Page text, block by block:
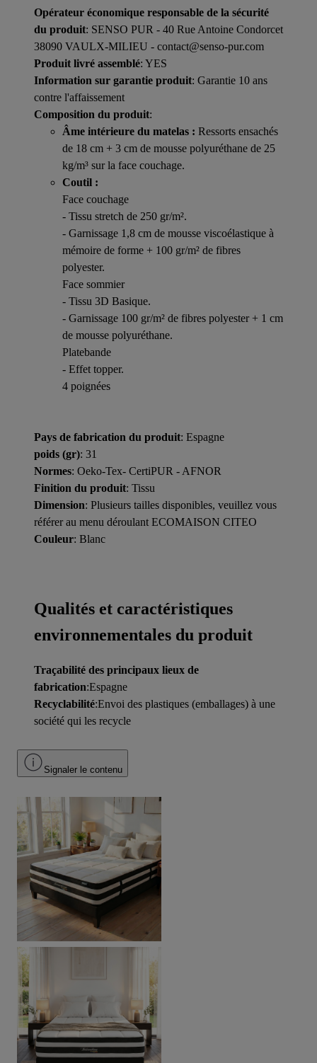
Opérateur économique responsable de la sécurité
du produit: SENSO PUR - 40 Rue Antoine Condorcet
38090 VAULX-MILIEU - contact@senso-pur.com
Produit livré assemblé: YES
Information sur garantie produit: Garantie 10 ans
contre l'affaissement
Composition du produit:
Âme intérieure du matelas : Ressorts ensachés
de 18 cm + 3 cm de mousse polyuréthane de 25
kg/m³ sur la face couchage.
Coutil :
Face couchage
- Tissu stretch de 250 gr/m².
- Garnissage 1,8 cm de mousse viscoélastique à
mémoire de forme + 100 gr/m² de fibres
polyester.
Face sommier
- Tissu 3D Basique.
- Garnissage 100 gr/m² de fibres polyester + 1 cm
de mousse polyuréthane.
Platebande
- Effet topper.
4 poignées
Pays de fabrication du produit: Espagne
poids (gr): 31
Normes: Oeko-Tex- CertiPUR - AFNOR
Finition du produit: Tissu
Dimension: Plusieurs tailles disponibles, veuillez vous
référer au menu déroulant ECOMAISON CITEO
Couleur: Blanc
Qualités et caractéristiques
environnementales du produit
Traçabilité des principaux lieux de
fabrication:Espagne
Recyclabilité:Envoi des plastiques (emballages) à une
société qui les recycle
Signaler le contenu